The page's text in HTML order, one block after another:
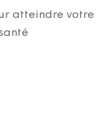
atteindre votre